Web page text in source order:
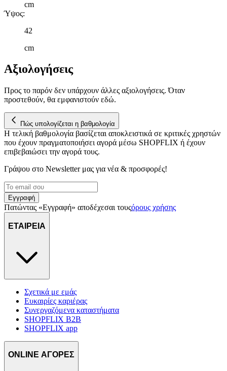
δικτύωσης, διαφημίσεων και ανάλυσης.
cm
Ύψος:
42
cm
Αξιολογήσεις
Προς το παρόν δεν υπάρχουν άλλες αξιολογήσεις. Όταν
προστεθούν, θα εμφανιστούν εδώ.
Πώς υπολογίζεται η βαθμολογία
Η τελική βαθμολογία βασίζεται αποκλειστικά σε κριτικές χρηστών
που έχουν πραγματοποιήσει αγορά μέσω SHOPFLIX ή έχουν
επιβεβαιώσει την αγορά τους.
Γράψου στο Νewsletter μας για νέα & προσφορές!
Εγγραφή
Πατώντας «Εγγραφή» αποδέχεσαι τουςόρους χρήσης
ΕΤΑΙΡΕΙΑ
Σχετικά με εμάς
Ευκαιρίες καριέρας
Συνεργαζόμενα καταστήματα
SHOPFLIX B2B
SHOPFLIX app
ONLINE ΑΓΟΡΕΣ